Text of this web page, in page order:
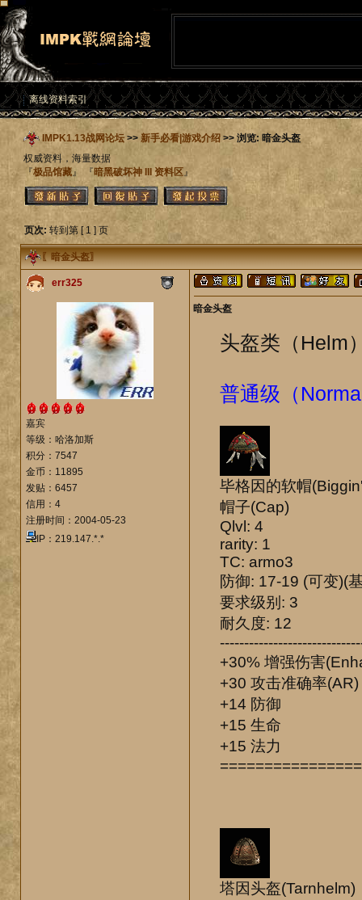
离线资料索引
IMPK1.13战网论坛>> 新手必看|游戏介绍>> 浏览: 暗金头盔
权威资料，海量数据
『极品馆藏』 『暗黑破坏神 III 资料区』
页次: 转到第 [ 1 ] 页
〖暗金头盔〗
err325
嘉宾
等级：哈洛加斯
积分：7547
金币：11895
发贴：6457
信用：4
注册时间：2004-05-23
IP：219.147.*.*
暗金头盔
头盔类（Helm
普通级（
毕格因的软帽
帽子(Cap)
Qlvl: 4
rarity: 1
TC: armo3
防御: 17-19 (可变)(
要求级别: 3
耐久度: 12
+30% 增强伤害
+30 攻击准确率(AR)
+14 防御
+15 生命
+15 法力
塔因头盔(Tarnhelm)